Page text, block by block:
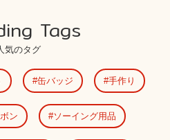
Tags
気のタグ
缶バッジ 手作り
ン ソーイング用品